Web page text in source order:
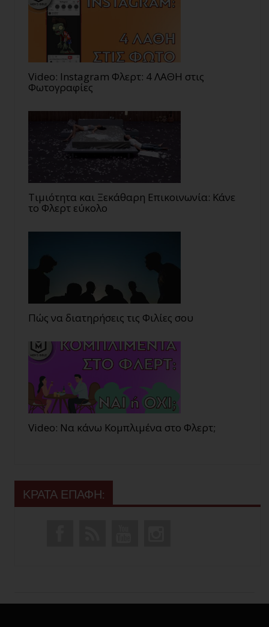
Video: Instagram Φλερτ: 4 ΛΑΘΗ στις
Φωτογραφίες
Τιμιότητα και Ξεκάθαρη Επικοινωνία: Κάνε
το Φλερτ εύκολο
Πώς να διατηρήσεις τις Φιλίες σου
Video: Να κάνω Κομπλιμένα στο Φλερτ;
ΚΡΑΤΑ ΕΠΑΦΗ: